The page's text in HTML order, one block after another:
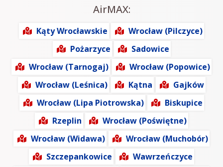
AirMAX:
Kąty Wrocławskie
Wrocław (Pilczyce)
Pożarzyce
Sadowice
Wrocław (Tarnogaj)
Wrocław (Popowice)
Wrocław (Leśnica)
Kątna
Gajków
Wrocław (Lipa Piotrowska)
Biskupice
Rzeplin
Wrocław (Poświętne)
Wrocław (Widawa)
Wrocław (Muchobór)
Szczepankowice
Wawrzeńczyce